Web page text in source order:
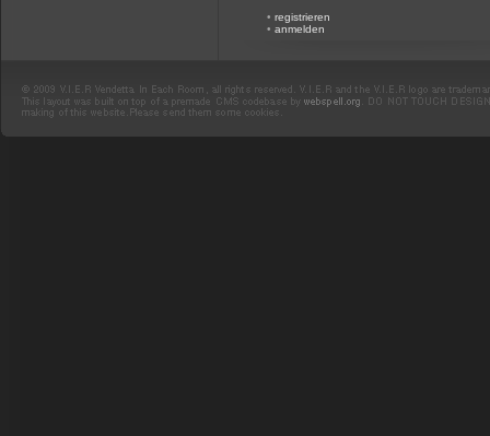
• registrieren
• anmelden